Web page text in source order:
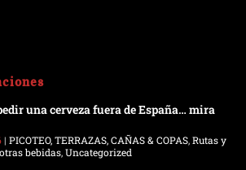
una cerveza fuera de España… mira
|PICOTEO, TERRAZAS, CAÑAS & COPAS,Rutas y
bebidas,Uncategorized